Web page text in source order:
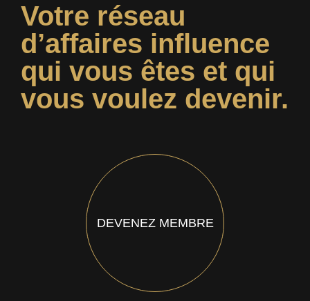
Votre réseau
d’affaires influence
qui vous êtes et qui
vous voulez devenir.
DEVENEZ MEMBRE